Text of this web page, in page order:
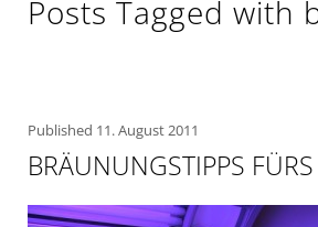
Posts Tagged with
Published 11. August 2011
BRÄUNUNGSTIPPS